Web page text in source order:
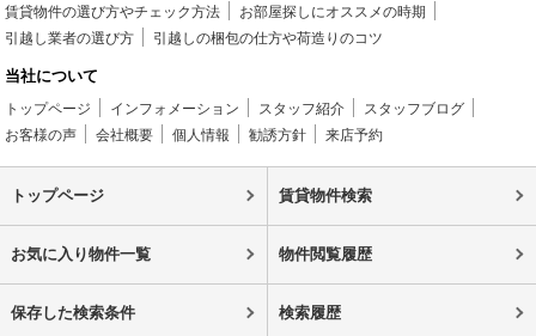
賃貸物件の選び方やチェック方法
お部屋探しにオススメの時期
引越し業者の選び方
引越しの梱包の仕方や荷造りのコツ
当社について
トップページ インフォメーション スタッフ紹介
スタッフブログ
お客様の声
会社概要 個人情報 勧誘方針 来店予約
トップページ 賃貸物件検索
お気に入り物件一覧 物件閲覧履歴
保存した検索条件 検索履歴